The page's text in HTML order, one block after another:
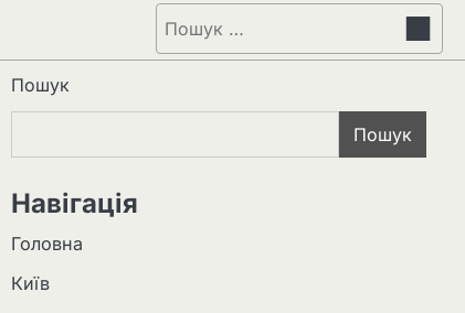
Пошук:
Пошук
Пошук
Навігація
Головна
Київ